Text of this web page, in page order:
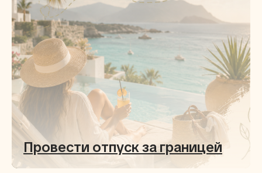
Провести отпуск за границей